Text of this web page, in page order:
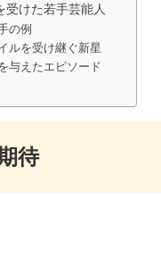
受けた若手芸能人
の例
ルを受け継ぐ新星
与えたエピソード
待